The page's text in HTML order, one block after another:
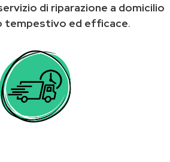
di riparazione a domicilio
tempestivo ed efficace.